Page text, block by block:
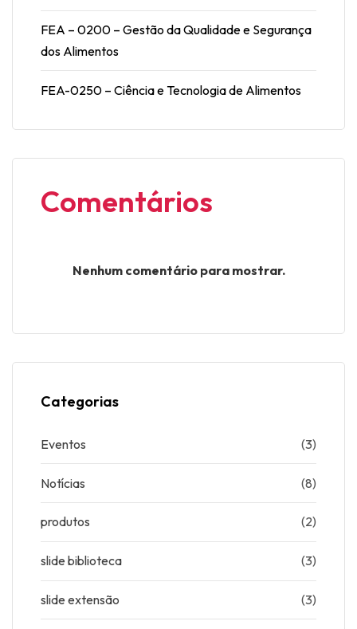
FEA – 0200 – Gestão da Qualidade e Segurança
dos Alimentos
FEA-0250 – Ciência e Tecnologia de Alimentos
Comentários
Nenhum comentário para mostrar.
Categorias
Eventos (3)
Notícias (8)
produtos (2)
slide biblioteca (3)
slide extensão (3)